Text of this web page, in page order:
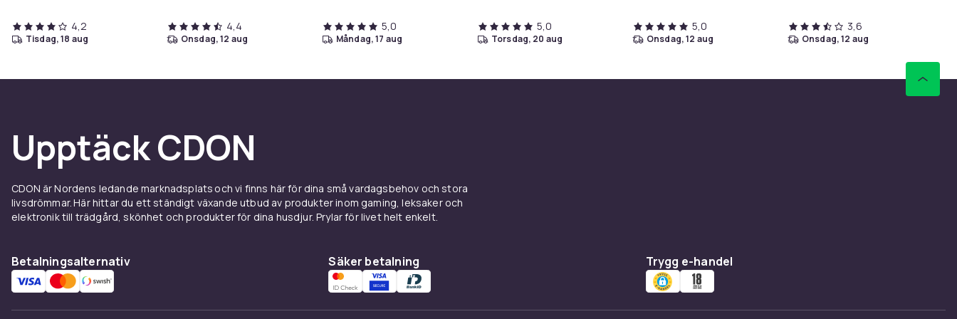
laddningsport – Vit
4,2
tisdag, 18 aug
4,4
onsdag, 12 aug
5,0
måndag, 17 aug
5,0
torsdag, 20 aug
5,0
onsdag, 12 aug
3,6
onsdag, 12 aug
Upptäck CDON
CDON är Nordens ledande marknadsplats och vi finns här för dina små vardagsbehov och stora
livsdrömmar. Här hittar du ett ständigt växande utbud av produkter inom gaming, leksaker och
elektronik till trädgård, skönhet och produkter för dina husdjur. Prylar för livet helt enkelt.
Betalningsalternativ Säker betalning Trygg e-handel